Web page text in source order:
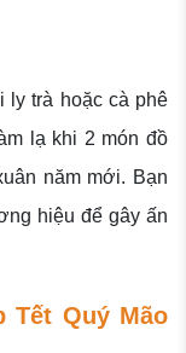
ly trà hoặc cà phê
lạ khi 2 món đồ
năm mới. Bạn
hiệu để gây ấn
Tết Quý Mão